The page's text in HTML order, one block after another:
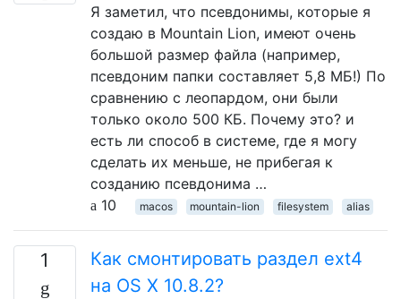
Я заметил, что псевдонимы, которые я
создаю в Mountain Lion, имеют очень
большой размер файла (например,
псевдоним папки составляет 5,8 МБ!) По
сравнению с леопардом, они были
только около 500 КБ. Почему это? и
есть ли способ в системе, где я могу
сделать их меньше, не прибегая к
созданию псевдонима …
10
macos mountain-lion filesystem alias
1
Как смонтировать раздел ext4
на OS X 10.8.2?